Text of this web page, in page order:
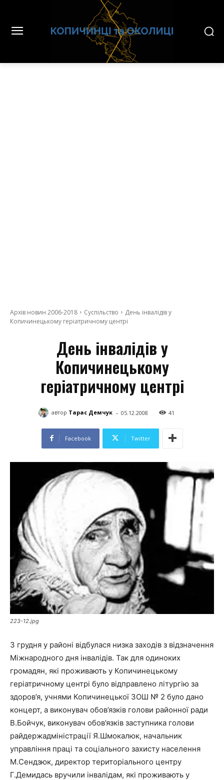
Архів новин 2006-2018 Суспільство
День інвалідів у
Копичинецькому геріатричному центрі
День інвалідів у
Копичинецькому
геріатричному центрі
автор Тарас Демчук - 05.12.2008 41
Facebook Twitter
223-12.jpg
3 грудня у районі відбулася низка заходів з відзначення
Міжнародного дня інвалідів. Так для одиноких
громадян, які проживають у Копичинецькому
геріатричному центрі було відправлено літургію за
здоров’я, учнями Копичинецької ЗОШ № 2 було дано
концерт, а виконувач обов’язків голови районної ради
В.Бойчук, виконувач обов’язків заступника голови
райдержадміністрації Я.Шмокалюк, начальник
управління праці та соціального захисту населення
М.Сендзюк, директор територіального центру
Г.Демидась вручили інвалідам, які проживають у